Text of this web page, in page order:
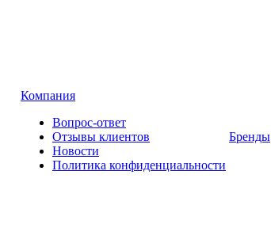
Компания
Вопрос-ответ
Отзывы клиентов
Новости
Политика конфиденциальности
Бренды